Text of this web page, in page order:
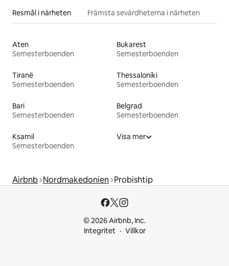
Resmål i närheten Främsta sevärdheterna i närheten
Aten
Semesterboenden
Bukarest
Semesterboenden
Tiranë
Semesterboenden
Thessaloníki
Semesterboenden
Bari
Semesterboenden
Belgrad
Semesterboenden
Ksamil
Semesterboenden
Visa mer
Airbnb Nordmakedonien Probishtip
© 2026 Airbnb, Inc.
Integritet
Villkor